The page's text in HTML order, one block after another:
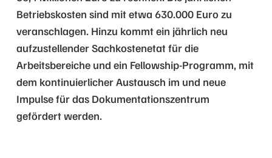
Betriebskosten sind mit etwa 630.000 Euro zu
veranschlagen. Hinzu kommt ein jährlich neu
aufzustellender Sachkostenetat für die
Arbeitsbereiche und ein Fellowship-Programm, mit
dem kontinuierlicher Austausch im und neue
Impulse für das Dokumentationszentrum
gefördert werden.